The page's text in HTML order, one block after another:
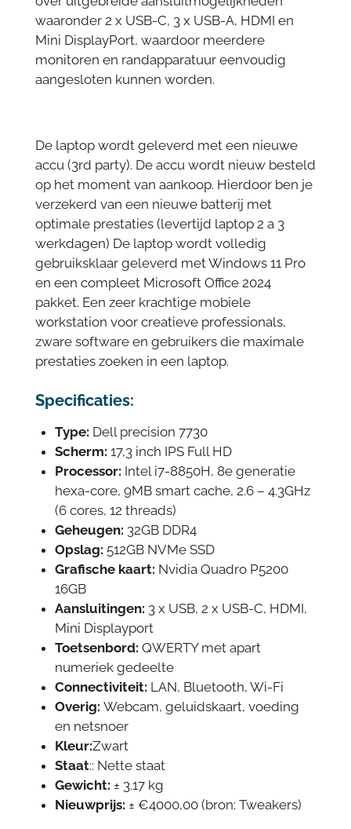
waaronder 2 x USB-C, 3 x USB-A, HDMI en
Mini DisplayPort, waardoor meerdere
monitoren en randapparatuur eenvoudig
aangesloten kunnen worden.
De laptop wordt geleverd met een nieuwe
accu (3rd party). De accu wordt nieuw besteld
op het moment van aankoop. Hierdoor ben je
verzekerd van een nieuwe batterij met
optimale prestaties (levertijd laptop 2 a 3
werkdagen) De laptop wordt volledig
gebruiksklaar geleverd met Windows 11 Pro
en een compleet Microsoft Office 2024
pakket. Een zeer krachtige mobiele
workstation voor creatieve professionals,
zware software en gebruikers die maximale
prestaties zoeken in een laptop.
Specificaties:
Type: Dell precision 7730
Scherm: 17,3 inch IPS Full HD
Processor: Intel i7-8850H, 8e generatie
hexa-core, 9MB smart cache, 2.6 – 4.3GHz
(6 cores, 12 threads)
Geheugen: 32GB DDR4
Opslag: 512GB NVMe SSD
Grafische kaart: Nvidia Quadro P5200
16GB
Aansluitingen: 3 x USB, 2 x USB-C, HDMI,
Mini Displayport
Toetsenbord: QWERTY met apart
numeriek gedeelte
Connectiviteit: LAN, Bluetooth, Wi-Fi
Overig: Webcam, geluidskaart, voeding
en netsnoer
Kleur:Zwart
Staat:: Nette staat
Gewicht: ± 3.17 kg
Nieuwprijs: ± €4000,00 (bron: Tweakers)